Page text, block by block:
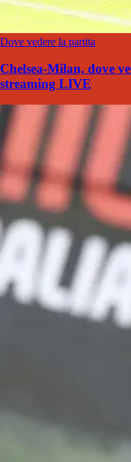
Dove vedere la partita
Chelsea-Milan, dove
streaming LIVE